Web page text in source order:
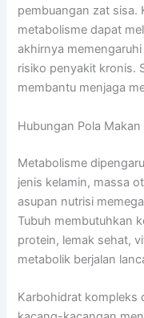
pembuangan zat sisa.
metabolisme dapat
akhirnya
risiko penyakit kronis.
membantu menjaga
Hubungan Pola
Metabolisme
jenis kelamin, massa
asupan nutrisi
Tubuh membutuhkan
protein, lemak sehat,
metabolik berjalan
Karbohidrat kompleks